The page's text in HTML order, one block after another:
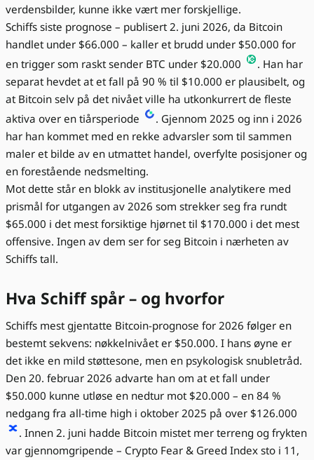
verdensbilder, kunne ikke vært mer forskjellige.
Schiffs siste prognose – publisert 2. juni 2026, da Bitcoin
handlet under $66.000 – kaller et brudd under $50.000 for
en trigger som raskt sender BTC under $20.000
. Han har
separat hevdet at et fall på 90 % til $10.000 er plausibelt, og
at Bitcoin selv på det nivået ville ha utkonkurrert de fleste
aktiva over en tiårsperiode
. Gjennom 2025 og inn i 2026
har han kommet med en rekke advarsler som til sammen
maler et bilde av en utmattet handel, overfylte posisjoner og
en forestående nedsmelting.
Mot dette står en blokk av institusjonelle analytikere med
prismål for utgangen av 2026 som strekker seg fra rundt
$65.000 i det mest forsiktige hjørnet til $170.000 i det mest
offensive. Ingen av dem ser for seg Bitcoin i nærheten av
Schiffs tall.
Hva Schiff spår – og hvorfor
Schiffs mest gjentatte Bitcoin-prognose for 2026 følger en
bestemt sekvens: nøkkelnivået er $50.000. I hans øyne er
det ikke en mild støttesone, men en psykologisk snubletråd.
Den 20. februar 2026 advarte han om at et fall under
$50.000 kunne utløse en nedtur mot $20.000 – en 84 %
nedgang fra all-time high i oktober 2025 på over $126.000
. Innen 2. juni hadde Bitcoin mistet mer terreng og frykten
var gjennomgripende – Crypto Fear & Greed Index sto i 11,